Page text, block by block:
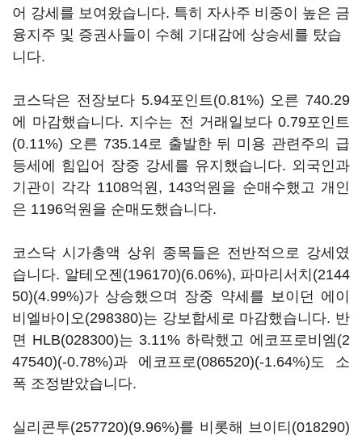
어 강세를 보여왔습니다. 특히 자사주 비중이 높은 금
융지주 및 증권사들이 수혜 기대감에 상승세를 탔습
니다.
코스닥은 전장보다 5.94포인트(0.81%) 오른 740.29
에 마감했습니다. 지수는 전 거래일보다 0.79포인트
(0.11%) 오른 735.14로 출발한 뒤 미용 관련주의 급
등세에 힘입어 장중 강세를 유지했습니다. 외국인과
기관이 각각 1108억원, 143억원을 순매수했고 개인
은 1196억원을 순매도했습니다.
코스닥 시가총액 상위 종목들은 전반적으로 강세였
습니다. 알테오젠(196170)(6.06%), 파마리서치(2144
50)(4.99%)가 상승했으며 장중 약세를 보이던 에이
비엘바이오(298380)는 강보합세로 마감했습니다. 반
면 HLB(028300)는 3.11% 하락했고 에코프로비엠(2
47540)(-0.78%)과 에코프로(086520)(-1.64%)도 소
폭 조정받았습니다.
실리콘투(257720)(9.96%)를 비롯해 브이티(018290)